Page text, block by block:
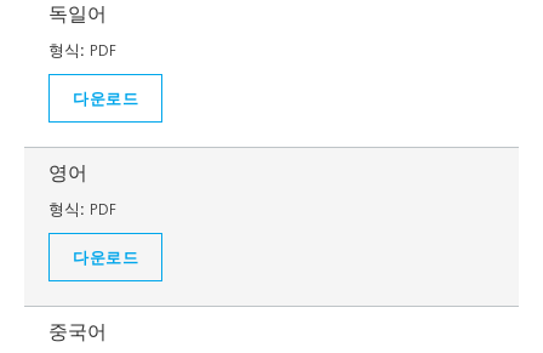
독일어
형식: PDF
다운로드
영어
형식: PDF
다운로드
중국어